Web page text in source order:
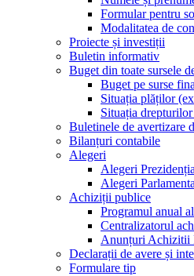
Formular pentru
Modalitatea de
Proiecte și investiții
Buletin informativ
Buget din toate sursele
Buget pe surse
Situația plăților
Situația
Buletinele de avertizare
Bilanțuri contabile
Alegeri
Alegeri
Alegeri
Achiziții publice
Programul anual
Centralizatorul
Anunțuri Achizitii
Declarații de avere și
Formulare tip